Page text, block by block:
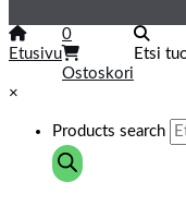
Etusivu
0
Ostoskori
Etsi
×
Products search